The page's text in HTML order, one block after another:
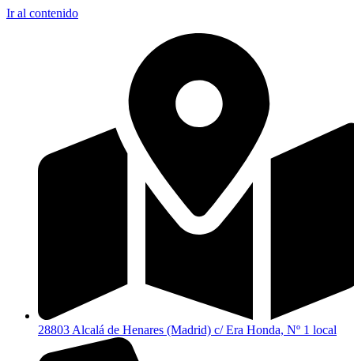
Ir al contenido
28803 Alcalá de Henares (Madrid) c/ Era Honda, Nº 1 local